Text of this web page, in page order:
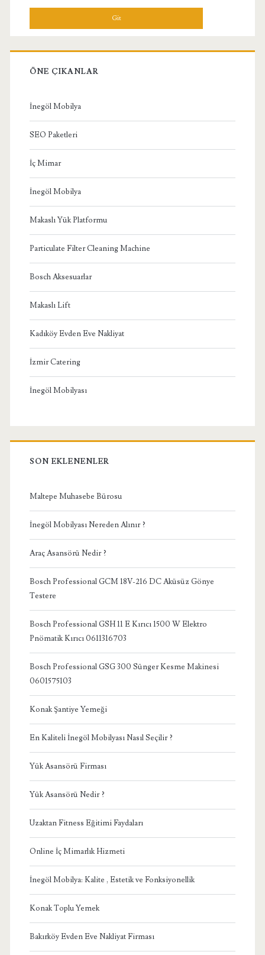
Menü
ÖNE ÇIKANLAR
İnegöl Mobilya
SEO Paketleri
İç Mimar
İnegöl Mobilya
Makaslı Yük Platformu
Particulate Filter Cleaning Machine
Bosch Aksesuarlar
Makaslı Lift
Kadıköy Evden Eve Nakliyat
İzmir Catering
İnegöl Mobilyası
SON EKLENENLER
Maltepe Muhasebe Bürosu
İnegöl Mobilyası Nereden Alınır ?
Araç Asansörü Nedir ?
Bosch Professional GCM 18V-216 DC Aküsüz Gönye
Testere
Bosch Professional GSH 11 E Kırıcı 1500 W Elektro
Pnömatik Kırıcı 0611316703
Bosch Professional GSG 300 Sünger Kesme Makinesi
0601575103
Konak Şantiye Yemeği
En Kaliteli İnegöl Mobilyası Nasıl Seçilir ?
Yük Asansörü Firması
Yük Asansörü Nedir ?
Uzaktan Fitness Eğitimi Faydaları
Online İç Mimarlık Hizmeti
İnegöl Mobilya: Kalite , Estetik ve Fonksiyonellik
Konak Toplu Yemek
Bakırköy Evden Eve Nakliyat Firması